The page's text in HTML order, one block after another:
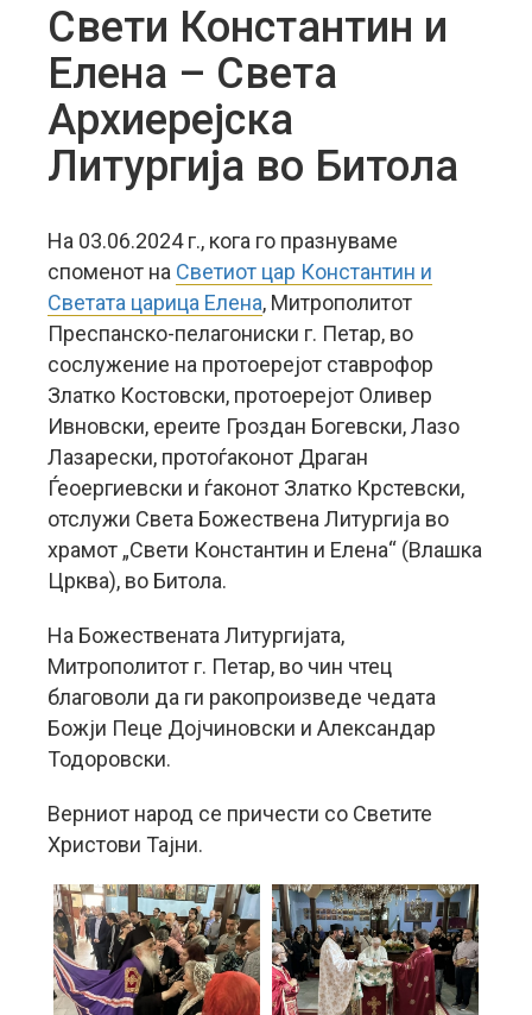
Свети Константин и
Елена – Света
Архиерејска
Литургија во Битола
На 03.06.2024 г., кога го празнуваме
споменот на Светиот цар Константин и
Светата царица Елена, Митрополитот
Преспанско-пелагониски г. Петар, во
сослужение на протоерејот ставрофор
Златко Костовски, протоерејот Оливер
Ивновски, ереите Гроздан Богевски, Лазо
Лазарески, протоѓаконот Драган
Ѓеоергиевски и ѓаконот Златко Крстевски,
отслужи Света Божествена Литургија во
храмот „Свети Константин и Елена“ (Влашка
Црква), во Битола.
На Божествената Литургијата,
Митрополитот г. Петар, во чин чтец
благоволи да ги ракопроизведе чедата
Божји Пеце Дојчиновски и Александар
Тодоровски.
Верниот народ се причести со Светите
Христови Тајни.